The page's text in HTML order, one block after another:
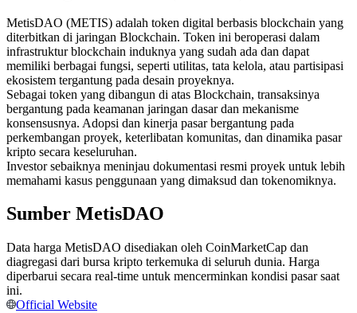
Copy Trading
Bergabunglah dengan pedagang top
Nikmati pembagian keuntungan dan komisi copy trading
MetisDAO (METIS) adalah token digital berbasis blockchain yang
diterbitkan di jaringan Blockchain. Token ini beroperasi dalam
infrastruktur blockchain induknya yang sudah ada dan dapat
memiliki berbagai fungsi, seperti utilitas, tata kelola, atau partisipasi
ekosistem tergantung pada desain proyeknya.
Sebagai token yang dibangun di atas Blockchain, transaksinya
bergantung pada keamanan jaringan dasar dan mekanisme
konsensusnya. Adopsi dan kinerja pasar bergantung pada
perkembangan proyek, keterlibatan komunitas, dan dinamika pasar
kripto secara keseluruhan.
Investor sebaiknya meninjau dokumentasi resmi proyek untuk lebih
memahami kasus penggunaan yang dimaksud dan tokenomiknya.
Sumber MetisDAO
Data harga MetisDAO disediakan oleh CoinMarketCap dan
diagregasi dari bursa kripto terkemuka di seluruh dunia. Harga
diperbarui secara real-time untuk mencerminkan kondisi pasar saat
ini.
Official Website